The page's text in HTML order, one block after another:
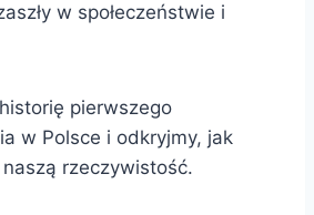
w społeczeństwie i
pierwszego
w Polsce i odkryjmy, jak
naszą rzeczywistość.